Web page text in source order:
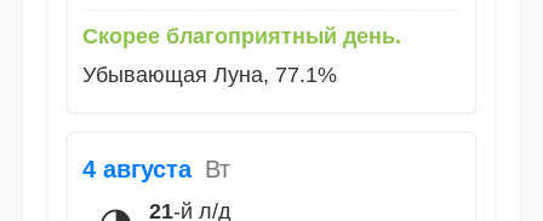
Скорее благоприятный день.
Убывающая Луна, 77.1%
4 августа Вт
21-й л/д